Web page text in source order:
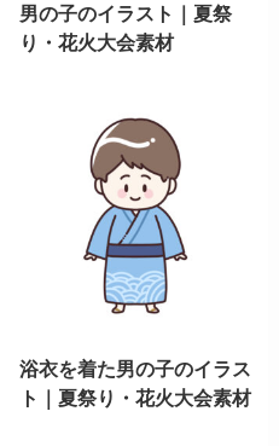
男の子のイラスト｜夏祭
り・花火大会素材
浴衣を着た男の子のイラス
ト｜夏祭り・花火大会素材